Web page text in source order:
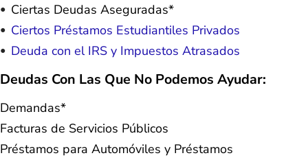
Ciertas Deudas Aseguradas*
Ciertos Préstamos Estudiantiles Privados
Deuda con el IRS y Impuestos Atrasados
Deudas Con Las Que No Podemos Ayudar:
Demandas*
Facturas de Servicios Públicos
Préstamos para Automóviles y Préstamos